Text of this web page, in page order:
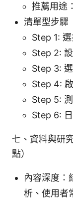
推薦用途
清單型步驟
Step 1:
Step 2:
Step 3:
Step 4:
Step 5:
Step 6:
七、資料與研
點）
內容深度：
析、使用者